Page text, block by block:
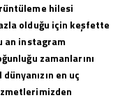
hilesi
olduğu için keşfette
an instagram
zamanlarını
en uç